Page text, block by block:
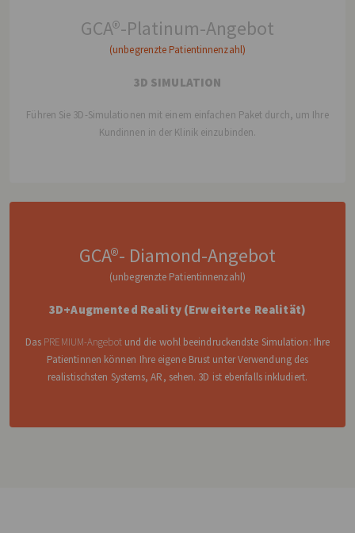
GCA®-Platinum-Angebot
(unbegrenzte Patientinnenzahl)
3D SIMULATION
Führen Sie 3D-Simulationen mit einem einfachen Paket durch, um Ihre
Kundinnen in der Klinik einzubinden.
GCA®- Diamond-Angebot
(unbegrenzte Patientinnenzahl)
3D+Augmented Reality (Erweiterte Realität)
Das PREMIUM-Angebot und die wohl beeindruckendste Simulation: Ihre
Patientinnen können Ihre eigene Brust unter Verwendung des
realistischsten Systems, AR, sehen. 3D ist ebenfalls inkludiert.